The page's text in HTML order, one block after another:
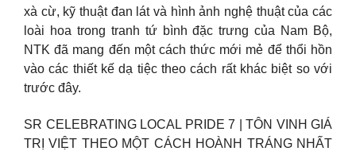
xà cừ, kỹ thuật đan lát và hình ảnh nghệ thuật của các
loài hoa trong tranh tứ bình đặc trưng của Nam Bộ,
NTK đã mang đến một cách thức mới mẻ để thổi hồn
vào các thiết kế dạ tiệc theo cách rất khác biệt so với
trước đây.
SR CELEBRATING LOCAL PRIDE 7 | TÔN VINH GIÁ
TRỊ VIỆT THEO MỘT CÁCH HOÀNH TRÁNG NHẤT